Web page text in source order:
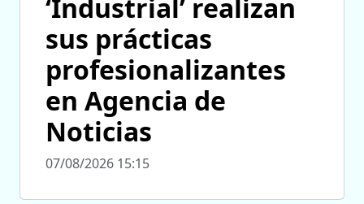
‘Industrial’ realizan
sus prácticas
profesionalizantes
en Agencia de
Noticias
07/08/2026 15:15